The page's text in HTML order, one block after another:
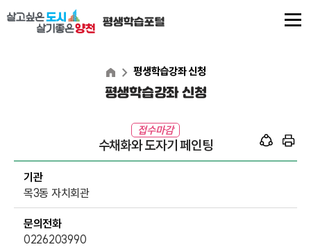
본
평생학습강좌 신청
평생학습강좌 신청
접수마감
수채화와 도자기 페인팅
기관
목3동 자치회관
문의전화
0226203990